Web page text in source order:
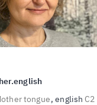
tongue english C2